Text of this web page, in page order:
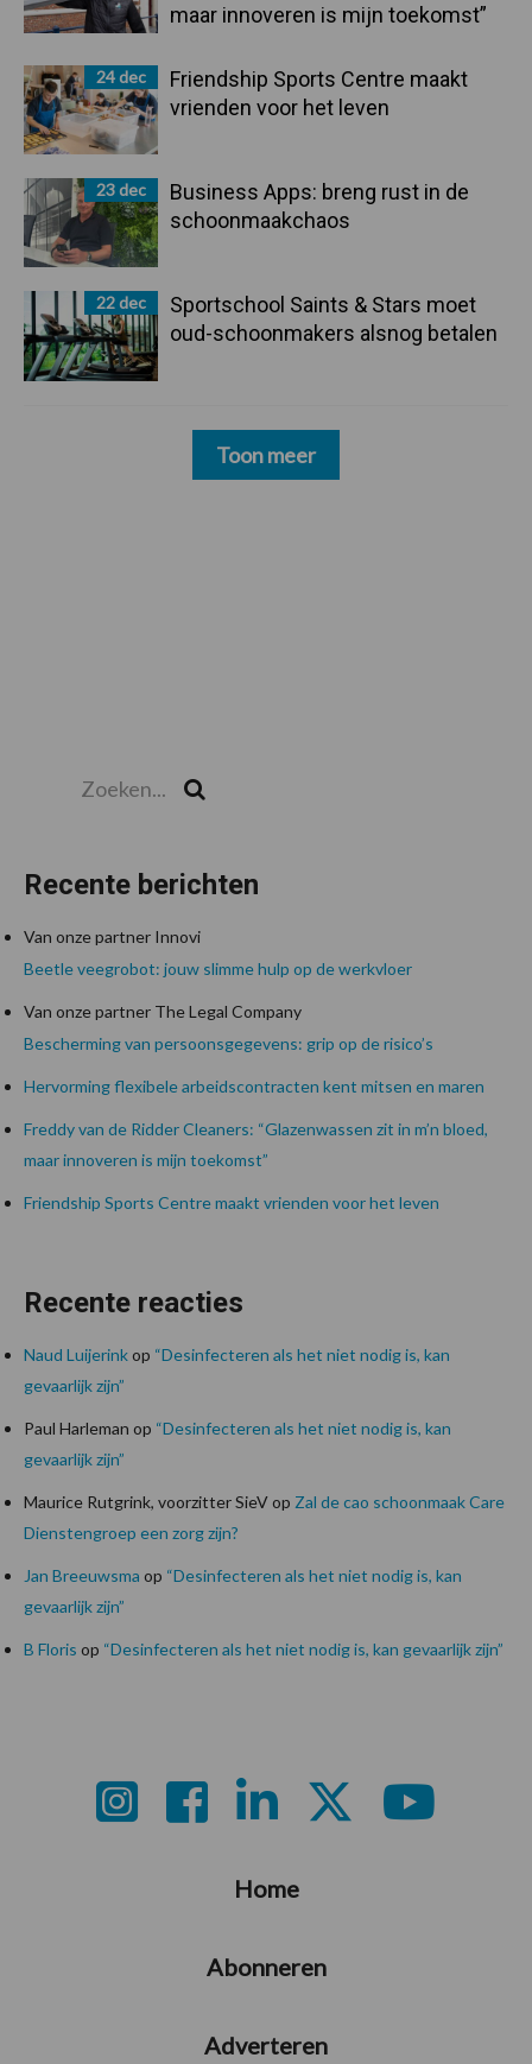
maar innoveren is mijn toekomst”
24 dec
Friendship Sports Centre maakt
vrienden voor het leven
23 dec
Business Apps: breng rust in de
schoonmaakchaos
22 dec
Sportschool Saints & Stars moet
oud-schoonmakers alsnog betalen
Toon meer
Recente berichten
Van onze partner Innovi
Beetle veegrobot: jouw slimme hulp op de werkvloer
Van onze partner The Legal Company
Bescherming van persoonsgegevens: grip op de risico’s
Hervorming flexibele arbeidscontracten kent mitsen en maren
Freddy van de Ridder Cleaners: “Glazenwassen zit in m’n bloed,
maar innoveren is mijn toekomst”
Friendship Sports Centre maakt vrienden voor het leven
Recente reacties
Naud Luijerinkop “Desinfecteren als het niet nodig is, kan
gevaarlijk zijn”
Paul Harleman op “Desinfecteren als het niet nodig is, kan
gevaarlijk zijn”
Maurice Rutgrink, voorzitter SieVop Zal de cao schoonmaak Care
Dienstengroep een zorg zijn?
Jan Breeuwsma op “Desinfecteren als het niet nodig is, kan
gevaarlijk zijn”
B Floris op “Desinfecteren als het niet nodig is, kan gevaarlijk zijn”
Home
Abonneren
Adverteren